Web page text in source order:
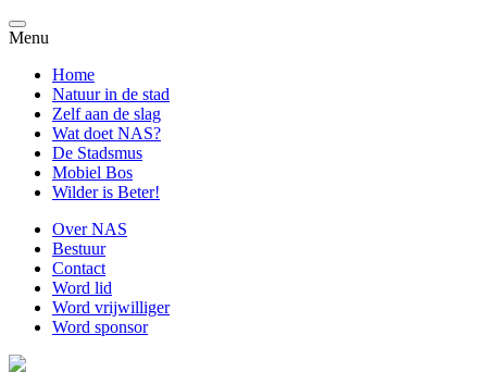
Menu
Home
Natuur in de stad
Zelf aan de slag
Wat doet NAS?
De Stadsmus
Mobiel Bos
Wilder is Beter!
Over NAS
Bestuur
Contact
Word lid
Word vrijwilliger
Word sponsor